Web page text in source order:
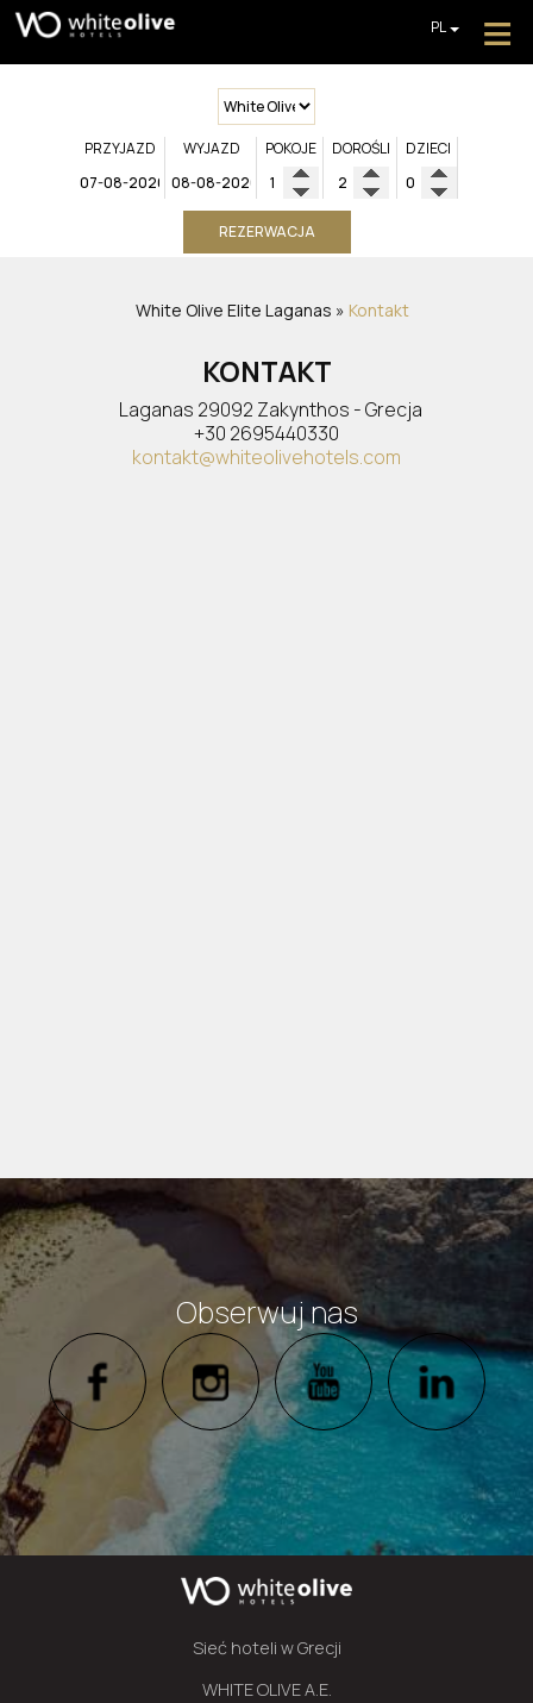
≡
PL
FR
IT
HOTEL
POKOJE
RESTAURACJE I BARY
BASENY
OPINIE
OFERTY
PRZYJAZD WYJAZD POKOJE DOROŚLI DZIECI
REZERWACJA
White Olive Elite Laganas » Kontakt
KONTAKT
Laganas 29092 Zakynthos - Grecja
+30 2695440330
kontakt@whiteolivehotels.com
Obserwuj nas
Sieć hoteli w Grecji
WHITE OLIVE A.E.